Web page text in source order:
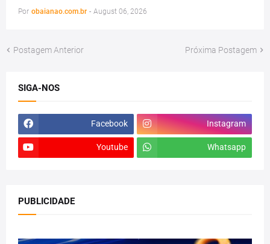
Por obaianao.com.br - August 06, 2026
Postagem Anterior Próxima Postagem
SIGA-NOS
Facebook Instagram
Youtube Whatsapp
PUBLICIDADE